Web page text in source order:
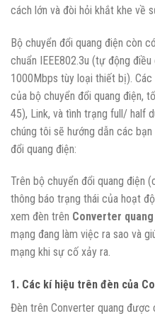
cách lớn và đòi hỏi khắt khe về
Bộ chuyển đổi quang điện còn
chuẩn IEEE802.3u (tự động
1000Mbps tùy loại thiết bị).
của bộ chuyển đổi quang điện,
45), Link, và tình trạng full/ half
chúng tôi sẽ hướng dẫn các
đổi quang điện:
Trên bộ chuyển đổi quang điện
thông báo trạng thái của hoạt
xem đèn trên Converter
mạng đang làm việc ra sao và
mạng khi sự cố xảy ra.
1. Các kí hiệu trên đèn của
Đèn trên Converter quang được